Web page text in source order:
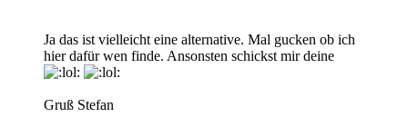
Ja das ist vielleicht eine alternative. Mal gucken ob ich
hier dafür wen finde. Ansonsten schickst mir deine
Gruß Stefan